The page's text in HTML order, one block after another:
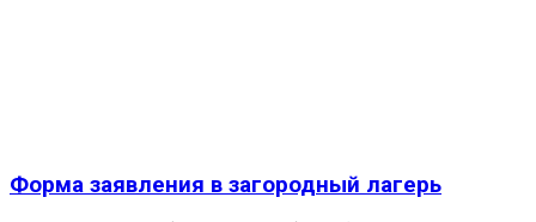
Форма заявления в загородный лагерь